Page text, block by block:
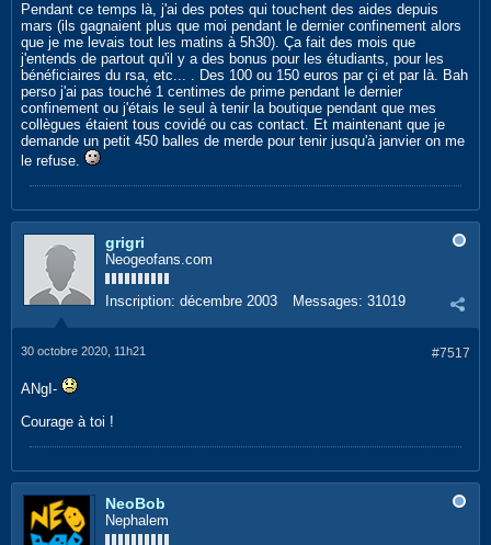
Pendant ce temps là, j'ai des potes qui touchent des aides depuis
mars (ils gagnaient plus que moi pendant le dernier confinement alors
que je me levais tout les matins à 5h30). Ça fait des mois que
j'entends de partout qu'il y a des bonus pour les étudiants, pour les
bénéficiaires du rsa, etc... . Des 100 ou 150 euros par çi et par là. Bah
perso j'ai pas touché 1 centimes de prime pendant le dernier
confinement ou j'étais le seul à tenir la boutique pendant que mes
collègues étaient tous covidé ou cas contact. Et maintenant que je
demande un petit 450 balles de merde pour tenir jusqu'à janvier on me
le refuse.
grigri
Neogeofans.com
Inscription: décembre 2003 Messages: 31019
#7517
30 octobre 2020, 11h21
ANgI-
Courage à toi !
NeoBob
Nephalem